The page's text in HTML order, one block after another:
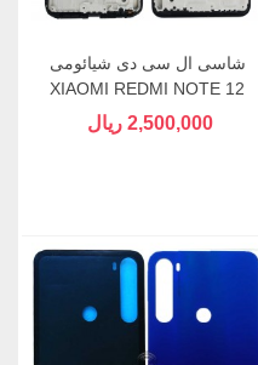
شاسی ال سی دی شیائومی
XIAOMI REDMI NOTE 12
2,500,000 ریال